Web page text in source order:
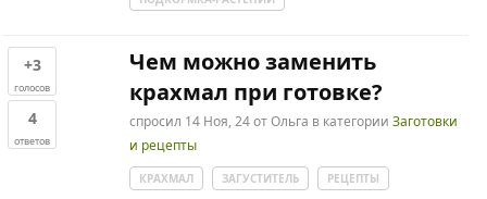
+3
голосов
4
ответов
Чем можно заменить
крахмал при готовке?
спросил 14 Ноя, 24 отОльга в категории Заготовки
и рецепты
КРАХМАЛ ЗАГУСТИТЕЛЬ РЕЦЕПТЫ